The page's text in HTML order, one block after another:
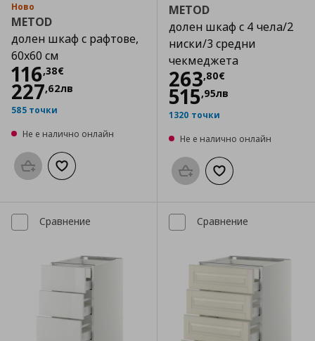
Ново
METOD
долен шкаф с рафтове,
60x60 см
116,38€
Цена
227,62лв
585 точки
Не е налично онлайн
Προσθήκη στο καλάθι
Добави към списъка с любими
METOD
долен шкаф с 4 чела/2
ниски/3 средни
чекмеджета
263,80€
Цена
515,95лв
1320 точки
Не е налично онлайн
Προσθήκη στο καλάθι
Добави към
Сравнение Сравнение